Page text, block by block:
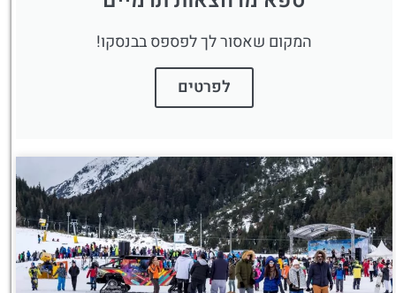
המקום שאסור לך לפספס בבנסקו!
לפרטים